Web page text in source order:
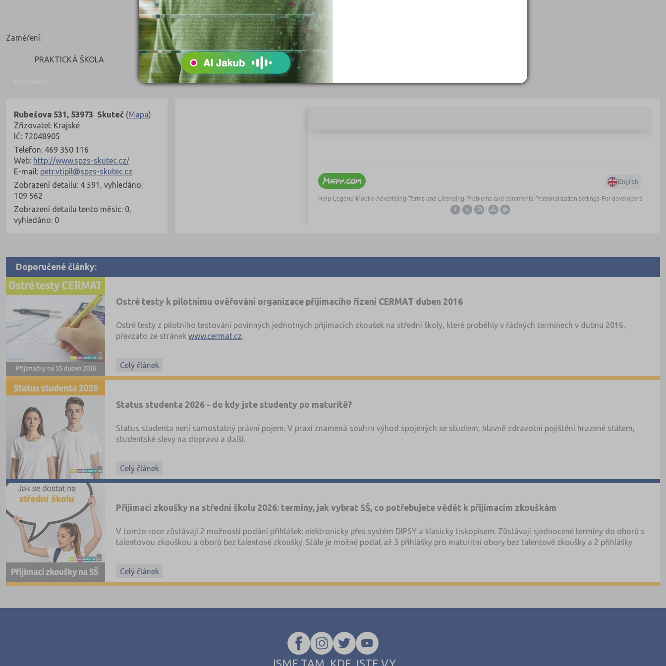
Zaměření:
PRAKTICKÁ ŠKOLA
Rubešova 531, 53973 Skuteč (Mapa)
Zřizovatel: Krajské
IČ: 72048905
Telefon: 469 350 116
Web: http://www.spzs-skutec.cz/
E-mail: petr.vtipil@spzs-skutec.cz
Zobrazení detailu: 4 591, vyhledáno:
109 562
Zobrazení detailu tento měsíc: 0,
vyhledáno: 0
Doporučené články:
Ostré testy k pilotnímu ověřování organizace přijímacího řízení CERMAT duben 2016
Ostré testy z pilotního testování povinných jednotných přijímacích zkoušek na střední školy, které proběhly v řádných termínech v dubnu 2016,
převzato ze stránekwww.cermat.cz.
Celý článek
Status studenta 2026 - do kdy jste studenty po maturitě?
Status studenta není samostatný právní pojem. V praxi znamená souhrn výhod spojených se studiem, hlavně zdravotní pojištění hrazené státem,
studentské slevy na dopravu a další.
Celý článek
Přijímací zkoušky na střední školu 2026: termíny, jak vybrat SŠ, co potřebujete vědět k přijímacím zkouškám
V tomto roce zůstávají 2 možnosti podání přihlášek: elektronicky přes systém DIPSY a klasicky tiskopisem. Zůstávají sjednocené termíny do oborů s
talentovou zkouškou a oborů bez talentové zkoušky. Stále je možné podat až 3 přihlášky pro maturitní obory bez talentové zkoušky a 2 přihlášky
studium v nematuritním oboru.
Celý článek
JSME TAM, KDE JSTE VY